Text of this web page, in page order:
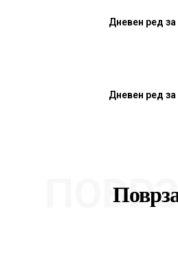
Дневен ред
Дневен ред